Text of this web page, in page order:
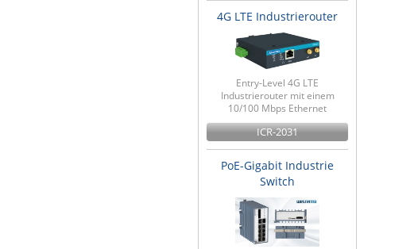
4G LTE Industrierouter
Entry-Level 4G LTE
Industrierouter mit einem
10/100 Mbps Ethernet
ICR-2031
PoE-Gigabit Industrie
Switch